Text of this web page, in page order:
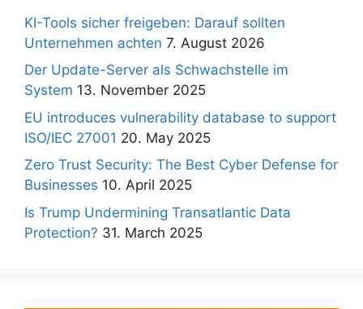
KI-Tools sicher freigeben: Darauf sollten
Unternehmen achten 7. August 2026
Der Update-Server als Schwachstelle im
System 13. November 2025
EU introduces vulnerability database to support
ISO/IEC 27001 20. May 2025
Zero Trust Security: The Best Cyber Defense for
Businesses 10. April 2025
Is Trump Undermining Transatlantic Data
Protection? 31. March 2025